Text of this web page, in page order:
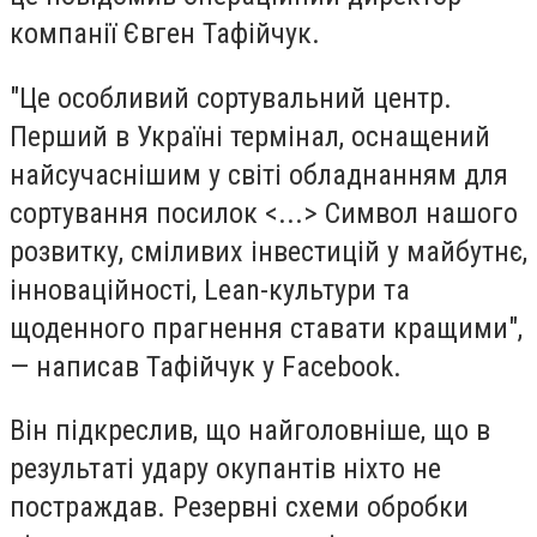
компанії Євген Тафійчук.
"Це особливий сортувальний центр.
Перший в Україні термінал, оснащений
найсучаснішим у світі обладнанням для
сортування посилок <...> Символ нашого
розвитку, сміливих інвестицій у майбутнє,
інноваційності, Lean-культури та
щоденного прагнення ставати кращими",
— написав Тафійчук у Facebook.
Він підкреслив, що найголовніше, що в
результаті удару окупантів ніхто не
постраждав. Резервні схеми обробки